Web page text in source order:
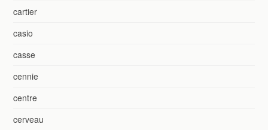
cartier
casio
casse
cennie
centre
cerveau